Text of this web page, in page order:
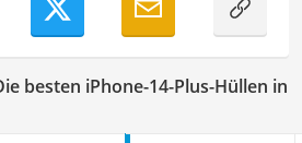
besten iPhone-14-Plus-Hüllen in